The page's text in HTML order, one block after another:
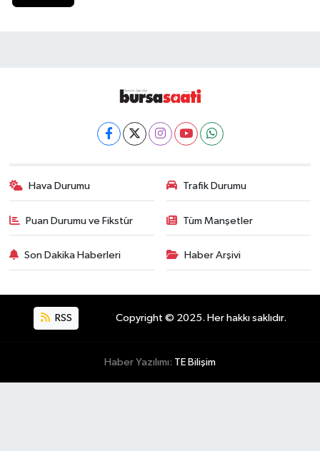
Hava Durumu Trafik Durumu
Puan Durumu ve Fikstür Tüm Manşetler
Son Dakika Haberleri Haber Arşivi
RSS Copyright © 2025. Her hakkı saklıdır.
Haber Yazılımı: TE Bilişim